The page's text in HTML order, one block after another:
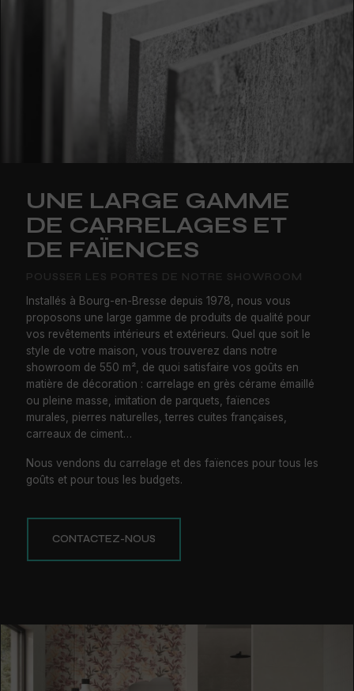
UNE LARGE GAMME
DE CARRELAGES ET
DE FAÏENCES
POUSSER LES PORTES DE NOTRE SHOWROOM
Installés à Bourg-en-Bresse depuis 1978, nous vous
proposons une large gamme de produits de qualité pour
vos revêtements intérieurs et extérieurs. Quel que soit le
style de votre maison, vous trouverez dans notre
showroom de 550 m², de quoi satisfaire vos goûts en
matière de décoration : carrelage en grès cérame émaillé
ou pleine masse, imitation de parquets, faïences
murales, pierres naturelles, terres cuites françaises,
carreaux de ciment…
Nous vendons du carrelage et des faïences pour tous les
goûts et pour tous les budgets.
CONTACTEZ-NOUS